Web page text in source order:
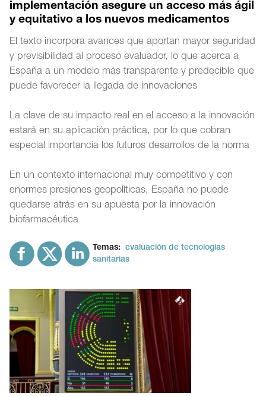
implementación asegure un acceso más ágil
y equitativo a los nuevos medicamentos
El texto incorpora avances que aportan mayor seguridad
y previsibilidad al proceso evaluador, lo que acerca a
España a un modelo más transparente y predecible que
puede favorecer la llegada de innovaciones
La clave de su impacto real en el acceso a la innovación
estará en su aplicación práctica, por lo que cobran
especial importancia los futuros desarrollos de la norma
En un contexto internacional muy competitivo y con
enormes presiones geopolíticas, España no puede
quedarse atrás en su apuesta por la innovación
biofarmacéutica
Temas:
evaluación de tecnologías
sanitarias